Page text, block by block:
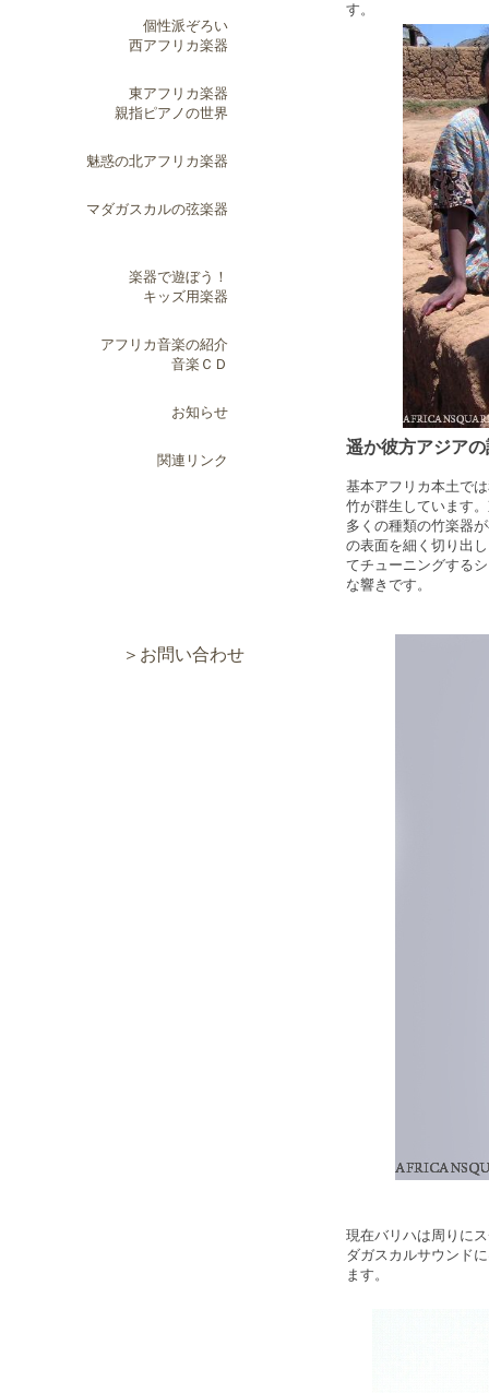
個性派ぞろい
西アフリカ楽器
東アフリカ楽器
親指ピアノの世界
魅惑の北アフリカ楽器
マダガスカルの弦楽器
楽器で遊ぼう！
キッズ用楽器
アフリカ音楽の紹介
音楽ＣＤ
お知らせ
関連リンク
＞お問い合わせ
す。
遥か彼方アジア
基本アフリカ本土で
竹が群生しています
多くの種類の竹楽器
の表面を細く切り出
てチューニングする
な響きです。
現在バリハは周りに
ダガスカルサウンド
ます。